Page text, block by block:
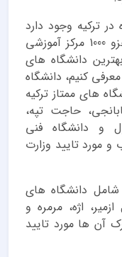
حدود 190 دانشگاه در ترکیه وجود دارد
که از این 190 دانشگاه 17 دانشگاه جزو 1000 مرکز آموزشی
دانشگاه های
معرفی کنیم، دانشگاه
های ممتاز ترکیه
حاجت تپه،
و دانشگاه فنی
مورد تایید وزارت
شامل دانشگاه های
ازمیر، اژه، مرمره و
آن ها مورد تایید